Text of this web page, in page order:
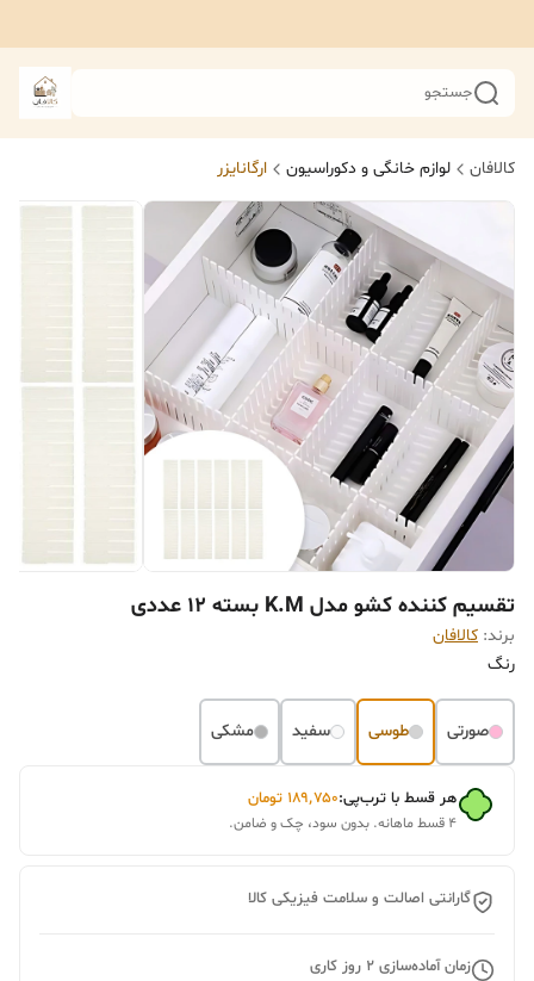
جستجو
کالافان لوازم خانگی و دکوراسیون ارگانایزر
تقسیم کننده کشو مدل K.M بسته 12 عددی
برند: کالافان
رنگ
صورتی طوسی سفید مشکی
هر قسط با ترب‌پی:۱۸۹٬۷۵۰ تومان
۴ قسط ماهانه. بدون سود، چک و ضامن.
گارانتی اصالت و سلامت فیزیکی کالا
زمان آماده‌سازی 2 روز کاری